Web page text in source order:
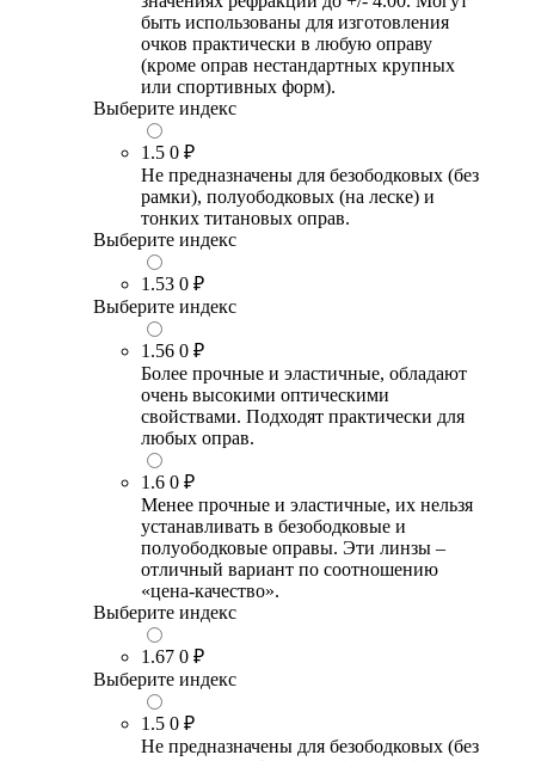
быть использованы для изготовления
очков практически в любую оправу
(кроме оправ нестандартных крупных
или спортивных форм).
Выберите индекс
1.5 0 ₽
Не предназначены для безободковых (без
рамки), полуободковых (на леске) и
тонких титановых оправ.
Выберите индекс
1.53 0 ₽
Выберите индекс
1.56 0 ₽
Более прочные и эластичные, обладают
очень высокими оптическими
свойствами. Подходят практически для
любых оправ.
1.6 0 ₽
Менее прочные и эластичные, их нельзя
устанавливать в безободковые и
полуободковые оправы. Эти линзы –
отличный вариант по соотношению
«цена-качество».
Выберите индекс
1.67 0 ₽
Выберите индекс
1.5 0 ₽
Не предназначены для безободковых (без